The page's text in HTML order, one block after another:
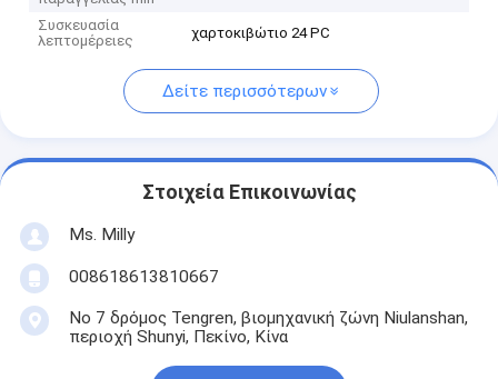
Συσκευασία
λεπτομέρειες
χαρτοκιβώτιο 24 PC
Δείτε περισσότερων
Στοιχεία Επικοινωνίας
Ms. Milly
008618613810667
Νο 7 δρόμος Tengren, βιομηχανική ζώνη Niulanshan,
περιοχή Shunyi, Πεκίνο, Κίνα